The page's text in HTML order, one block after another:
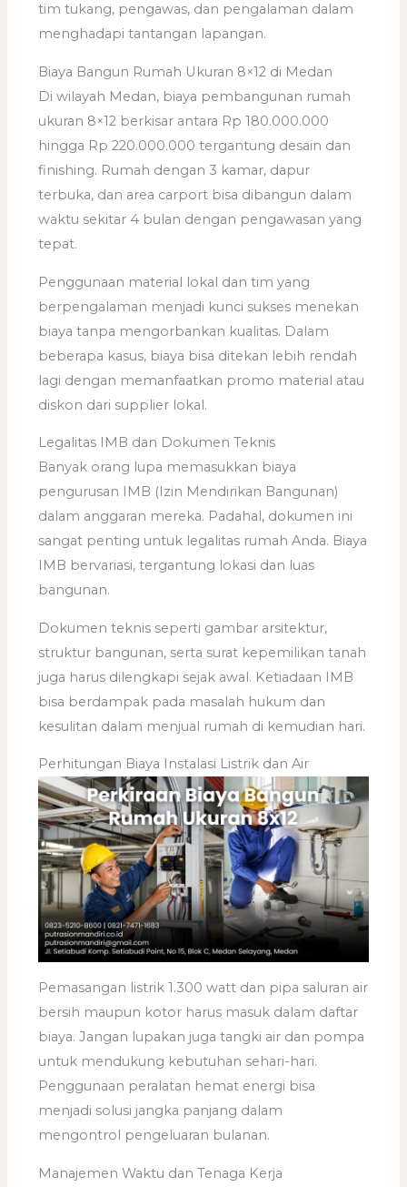
tim tukang, pengawas, dan pengalaman dalam
menghadapi tantangan lapangan.
Biaya Bangun Rumah Ukuran 8×12 di Medan
Di wilayah Medan, biaya pembangunan rumah
ukuran 8×12 berkisar antara Rp 180.000.000
hingga Rp 220.000.000 tergantung desain dan
finishing. Rumah dengan 3 kamar, dapur
terbuka, dan area carport bisa dibangun dalam
waktu sekitar 4 bulan dengan pengawasan yang
tepat.
Penggunaan material lokal dan tim yang
berpengalaman menjadi kunci sukses menekan
biaya tanpa mengorbankan kualitas. Dalam
beberapa kasus, biaya bisa ditekan lebih rendah
lagi dengan memanfaatkan promo material atau
diskon dari supplier lokal.
Legalitas IMB dan Dokumen Teknis
Banyak orang lupa memasukkan biaya
pengurusan IMB (Izin Mendirikan Bangunan)
dalam anggaran mereka. Padahal, dokumen ini
sangat penting untuk legalitas rumah Anda. Biaya
IMB bervariasi, tergantung lokasi dan luas
bangunan.
Dokumen teknis seperti gambar arsitektur,
struktur bangunan, serta surat kepemilikan tanah
juga harus dilengkapi sejak awal. Ketiadaan IMB
bisa berdampak pada masalah hukum dan
kesulitan dalam menjual rumah di kemudian hari.
Perhitungan Biaya Instalasi Listrik dan Air
Pemasangan listrik 1.300 watt dan pipa saluran air
bersih maupun kotor harus masuk dalam daftar
biaya. Jangan lupakan juga tangki air dan pompa
untuk mendukung kebutuhan sehari-hari.
Penggunaan peralatan hemat energi bisa
menjadi solusi jangka panjang dalam
mengontrol pengeluaran bulanan.
Manajemen Waktu dan Tenaga Kerja